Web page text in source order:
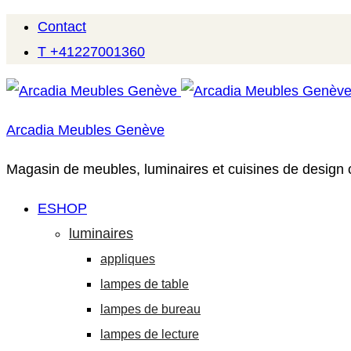
Contact
T +41227001360
Arcadia Meubles Genève
Magasin de meubles, luminaires et cuisines de design
ESHOP
luminaires
appliques
lampes de table
lampes de bureau
lampes de lecture